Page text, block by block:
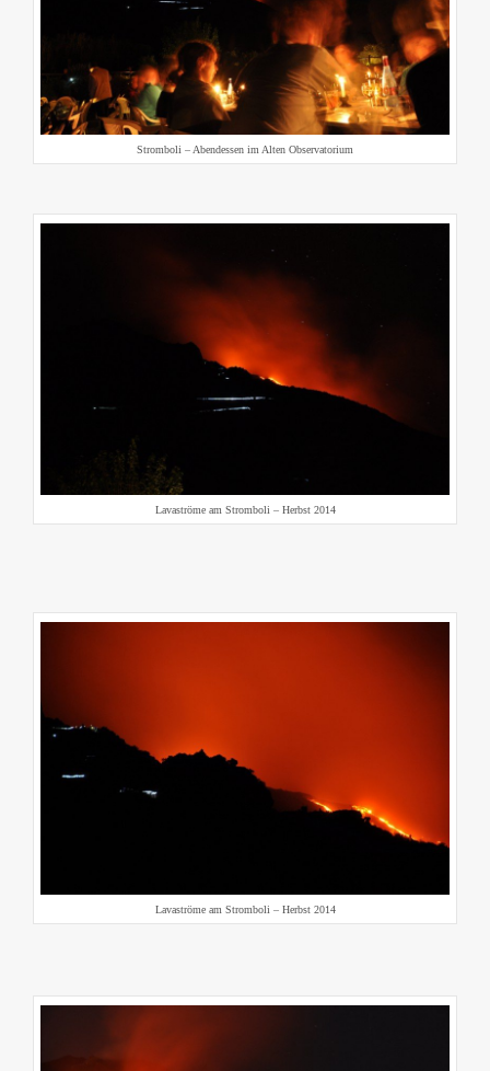
Stromboli – Abendessen im Alten Observatorium
Lavaströme am Stromboli – Herbst 2014
Lavaströme am Stromboli – Herbst 2014